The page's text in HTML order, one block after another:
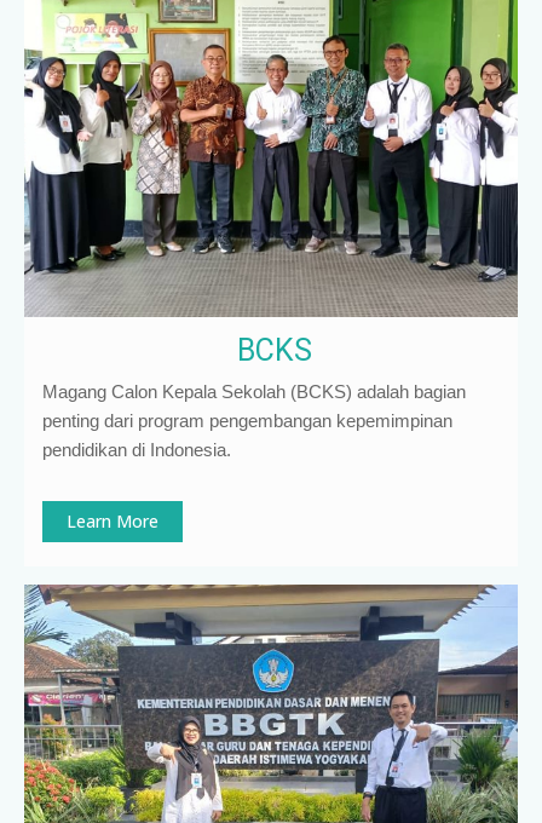
BCKS
Magang Calon Kepala Sekolah (BCKS) adalah bagian
penting dari program pengembangan kepemimpinan
pendidikan di Indonesia.
Learn More